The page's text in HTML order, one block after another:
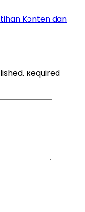
Konten dan
Required